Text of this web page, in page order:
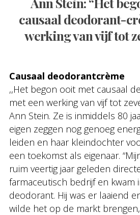
causaal deodorant-
werking van vijf tot
Causaal deodorantcrème
,,Het begon ooit met causaal
met een werking van vijf tot
Ann Stein. Ze is inmiddels 80
eigen zeggen nog genoeg
leiden en haar kleindochter
een toekomst als eigenaar.
ruim veertig jaar geleden
farmaceutisch bedrijf en kwam
deodorant. Hij was er laaiend
wilde het op de markt